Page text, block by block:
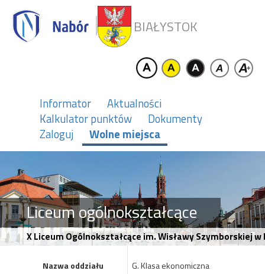
BIAŁYSTOK
Informator
Aktualności
Kalkulator punktów
Dokumenty
Zaloguj
Wolne miejsca
Liceum ogólnokształcące
X Liceum Ogólnokształcące im. Wisławy Szymborskiej
Nazwa oddziału G. Klasa ekonomiczna